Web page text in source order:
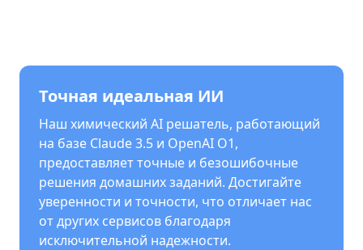
Точная идеальная ИИ
Наш химический AI решатель, работающий
на базе Claude 3.5 и OpenAI O1,
предоставляет точные и безошибочные
решения домашних заданий. Достигайте
уверенности и точности, что отличает нас
от других сервисов благодаря
исключительной надежности.